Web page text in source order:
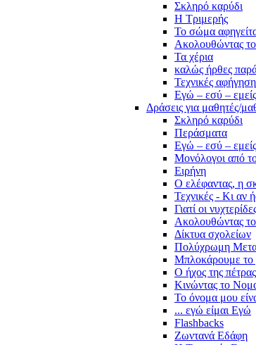
Σκληρό καρύδι
Η Τριμερής
Το σώμα
Ακολουθώντας
Τα χέρια
καλώς ήρθες
Τεχνικές
Εγώ – εσύ –
Δράσεις για μαθητές/
Σκληρό καρύδι
Περάσματα
Εγώ – εσύ –
Μονόλογοι από
Ειρήνη
Ο ελέφαντας, η
Τεχνικές - Κι αν
Γιατί οι
Ακολουθώντας
Δίκτυα σχολείων
Πολύχρωμη
Μπλοκάρουμε το
Ο ήχος της πέτρας
Κινώντας το
Το όνομα μου
... εγώ είμαι Εγώ
Flashbacks
Ζωντανά Εδάφη